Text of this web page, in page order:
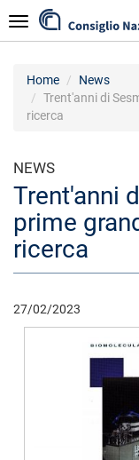
al
contenuto
Navigazione
Home
News
Trent'anni di
ricerca
NEWS
Trent'anni
prime
ricerca
27/02/2023